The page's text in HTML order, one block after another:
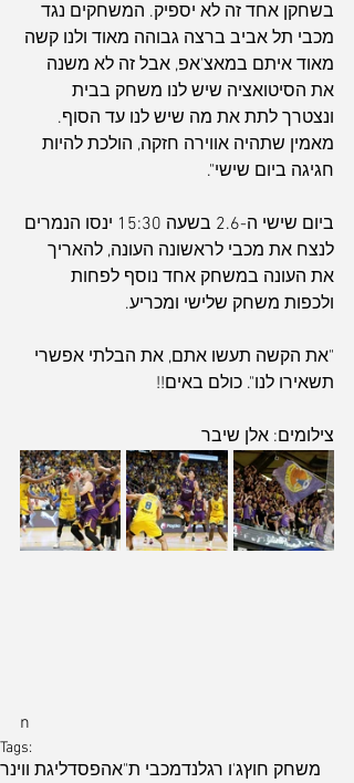
בשחקן אחד זה לא יספיק. המשחקים נגד
מכבי תל אביב ברצה גבוהה מאוד ולנו קשה
מאוד איתם במאצ'אפ, אבל זה לא משנה
את הסיטואציה שיש לנו משחק בבית
ונצטרך לתת את מה שיש לנו עד הסוף.
מאמין שתהיה אווירה חזקה, הולכת להיות
חגיגה ביום שישי".
ביום שישי ה-2.6 בשעה 15:30 ינסו הנמרים
לנצח את מכבי לראשונה העונה, להאריך
את העונה במשחק אחד נוסף לפחות
ולכפות משחק שלישי ומכריע.
"את הקשה תעשו אתם, את הבלתי אפשרי
תשאירו לנו". כולם באים!!
צילומים: אלן שיבר
n
Tags:
ליגת ווינרהפסדמכבי ת"אג'ו רגלנדמשחק חוץ